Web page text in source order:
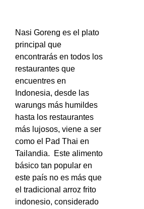
Nasi Goreng es el plato
principal que
encontrarás en todos los
restaurantes que
encuentres en
Indonesia, desde las
warungs más humildes
hasta los restaurantes
más lujosos, viene a ser
como el Pad Thai en
Tailandia. Este alimento
básico tan popular en
este país no es más que
el tradicional arroz frito
indonesio, considerado